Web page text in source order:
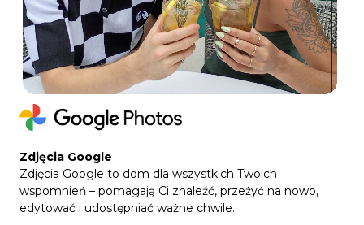
Zdjęcia Google
Zdjęcia Google to dom dla wszystkich Twoich
wspomnień – pomagają Ci znaleźć, przeżyć na nowo,
edytować i udostępniać ważne chwile.